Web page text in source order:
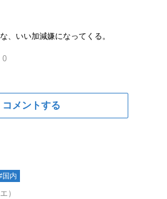
、いい加減嫌になってくる。
0
コメントする
国内
）